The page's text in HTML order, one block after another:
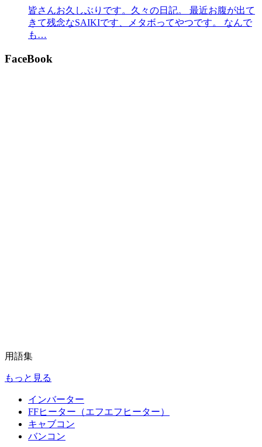
皆さんお久しぶりです。久々の日記。 最近お腹が出て
きて残念なSAIKIです、メタボってやつです。 なんで
も…
FaceBook
用語集
もっと見る
インバーター
FFヒーター（エフエフヒーター）
キャブコン
バンコン